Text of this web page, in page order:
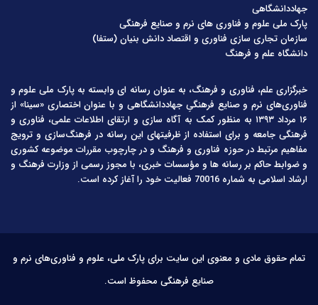
جهاددانشگاهی
پارک ملی علوم و فناوری های نرم و صنایع فرهنگی
سازمان تجاری سازی فناوری و اقتصاد دانش بنیان (ستفا)
دانشگاه علم و فرهنگ
خبرگزاری علم، فناوری و فرهنگ، به عنوان رسانه ای وابسته به پارک ملی علوم و
فناوری‌های نرم و صنایع فرهنگیِ جهاددانشگاهی و با عنوان اختصاری «سینا» از
۱۶ مرداد ۱۳۹۳ به منظور کمک به آگاه سازی و ارتقای اطلاعات علمی، فناوری و
فرهنگی جامعه و برای استفاده از ظرفیتهای این رسانه در فرهنگ‌سازی و ترویج
مفاهیم مرتبط در حوزه فناوری و فرهنگ و در چارچوب مقررات موضوعه کشوری
و ضوابط حاکم بر رسانه ها و مؤسسات خبری، با مجوز رسمی از وزارت فرهنگ و
ارشاد اسلامی به شماره 70016 فعالیت خود را آغاز کرده است.
تمام حقوق مادی و معنوی این سایت برای پارک ملی، علوم و فناوری‌های نرم و
صنایع فرهنگی محفوظ است.